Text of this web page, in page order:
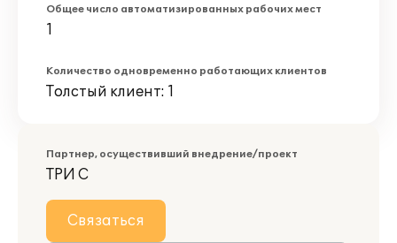
Общее число автоматизированных рабочих мест
1
Количество одновременно работающих клиентов
Толстый клиент: 1
Партнер, осуществивший внедрение/проект
ТРИ С
Связаться